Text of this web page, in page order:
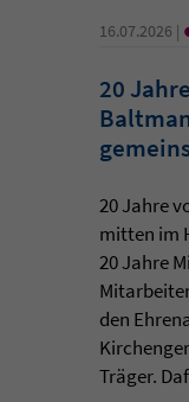
16.07.2026 |
20
20 Jahre
mitten im
20 Jahre
den
Träger.